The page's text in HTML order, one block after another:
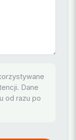
Dane
od razu po